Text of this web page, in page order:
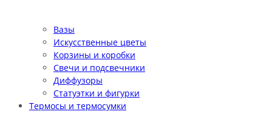
Вазы
Искусственные цветы
Корзины и коробки
Свечи и подсвечники
Диффузоры
Статуэтки и фигурки
Термосы и термосумки